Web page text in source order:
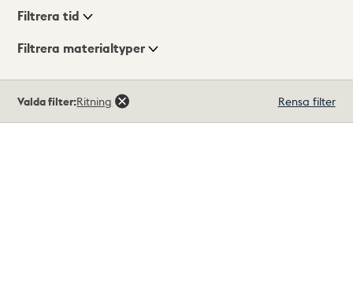
Visningsläge
Filtrera tid
Filtrera materialtyper
träffar
Valda filter:Ritning Rensa filter